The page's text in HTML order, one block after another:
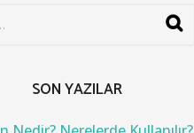
SON YAZILAR